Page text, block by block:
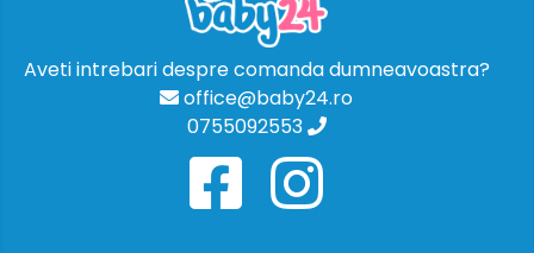
Aveti intrebari despre comanda dumneavoastra?
office@baby24.ro
0755092553